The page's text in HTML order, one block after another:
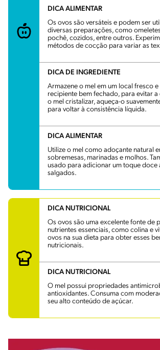
DICA ALIMENTAR
Os ovos são versáteis e podem ser
diversas preparações, como
pochê, cozidos, entre outros.
métodos de cocção para variar as
DICA DE INGREDIENTE
Armazene o mel em um local fresco
recipiente bem fechado, para evitar a
o mel cristalizar, aqueça-o
para voltar à consistência líquida.
DICA ALIMENTAR
Utilize o mel como adoçante natural
sobremesas, marinadas e molhos.
usado para adicionar um toque doce
salgados.
DICA NUTRICIONAL
Os ovos são uma excelente fonte de
nutrientes essenciais, como colina e
ovos na sua dieta para obter esses
nutricionais.
DICA NUTRICIONAL
O mel possui propriedades
antioxidantes. Consuma com
seu alto conteúdo de açúcar.